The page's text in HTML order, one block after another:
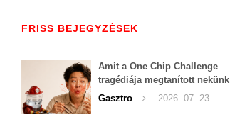
FRISS BEJEGYZÉSEK
Amit a One Chip Challenge
tragédiája megtanított nekünk
a csípős kihívásokról
Gasztro 2026. 07. 23.